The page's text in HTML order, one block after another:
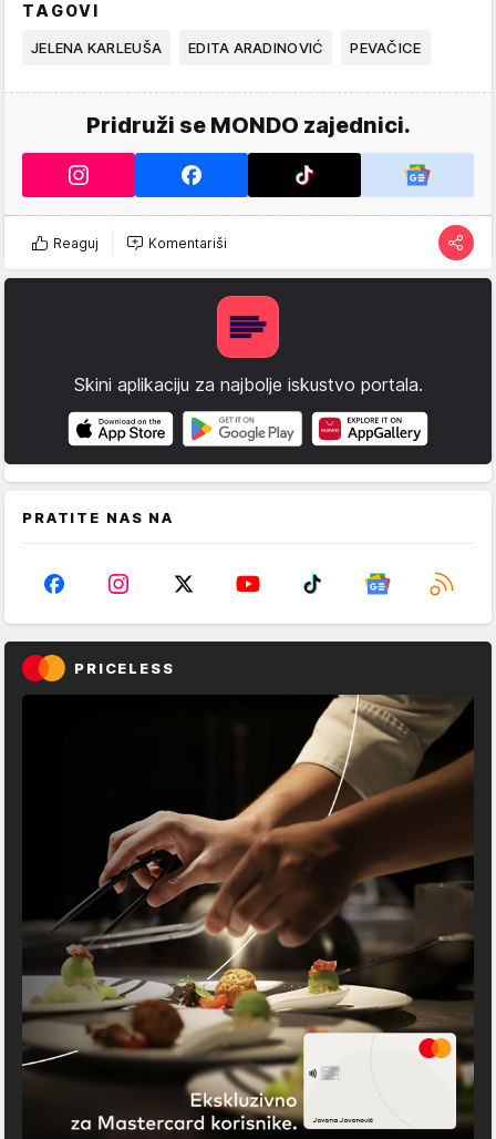
TAGOVI
JELENA KARLEUŠA EDITA ARADINOVIĆ PEVAČICE
Pridruži se MONDO zajednici.
Reaguj Komentariši
Skini aplikaciju za najbolje iskustvo portala.
PRATITE NAS NA
PRICELESS